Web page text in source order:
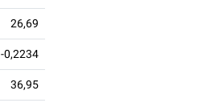
26,69
-0,2234
36,95